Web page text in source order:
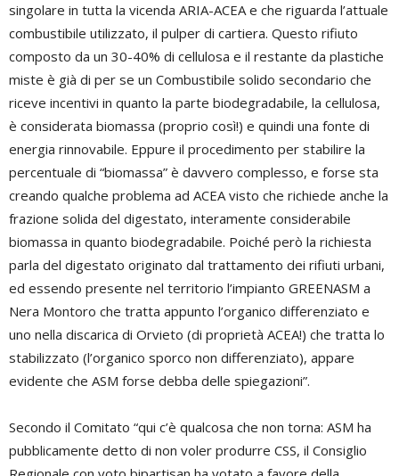
singolare in tutta la vicenda ARIA-ACEA e che riguarda l’attuale
combustibile utilizzato, il pulper di cartiera. Questo rifiuto
composto da un 30-40% di cellulosa e il restante da plastiche
miste è già di per se un Combustibile solido secondario che
riceve incentivi in quanto la parte biodegradabile, la cellulosa,
è considerata biomassa (proprio così!) e quindi una fonte di
energia rinnovabile. Eppure il procedimento per stabilire la
percentuale di “biomassa” è davvero complesso, e forse sta
creando qualche problema ad ACEA visto che richiede anche la
frazione solida del digestato, interamente considerabile
biomassa in quanto biodegradabile. Poiché però la richiesta
parla del digestato originato dal trattamento dei rifiuti urbani,
ed essendo presente nel territorio l’impianto GREENASM a
Nera Montoro che tratta appunto l’organico differenziato e
uno nella discarica di Orvieto (di proprietà ACEA!) che tratta lo
stabilizzato (l’organico sporco non differenziato), appare
evidente che ASM forse debba delle spiegazioni”.
Secondo il Comitato “qui c’è qualcosa che non torna: ASM ha
pubblicamente detto di non voler produrre CSS, il Consiglio